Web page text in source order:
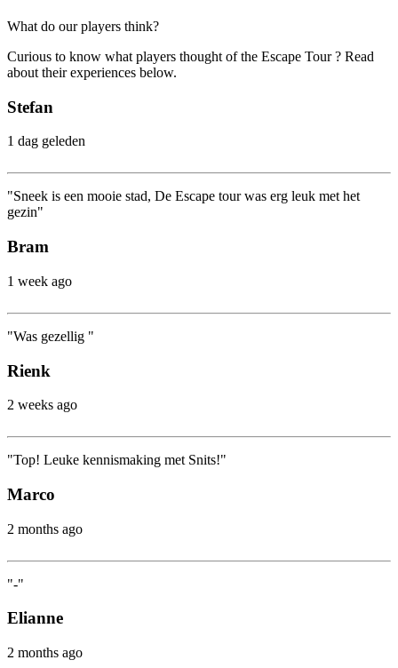
What do our players think?
Curious to know what players thought of the Escape Tour ? Read
about their experiences below.
Stefan
1 dag geleden
"Sneek is een mooie stad, De Escape tour was erg leuk met het
gezin"
Bram
1 week ago
"Was gezellig "
Rienk
2 weeks ago
"Top! Leuke kennismaking met Snits!"
Marco
2 months ago
"-"
Elianne
2 months ago